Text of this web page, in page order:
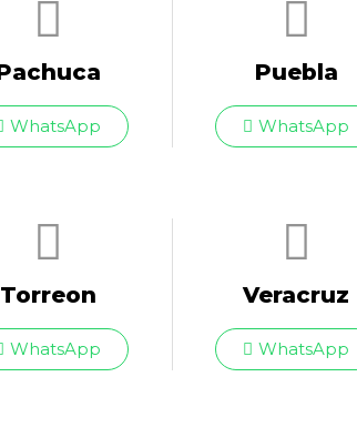
WhatsApp
Puebla
WhatsApp
Torreon
WhatsApp
Veracruz
WhatsApp